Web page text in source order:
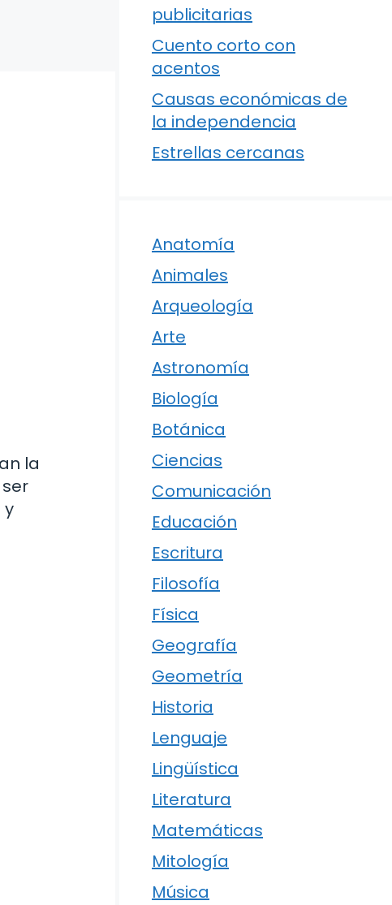
la
y
publicitarias
Cuento corto con
acentos
Causas económicas de
la independencia
Estrellas cercanas
Anatomía
Animales
Arqueología
Arte
Astronomía
Biología
Botánica
Ciencias
Comunicación
Educación
Escritura
Filosofía
Física
Geografía
Geometría
Historia
Lenguaje
Lingüística
Literatura
Matemáticas
Mitología
Música